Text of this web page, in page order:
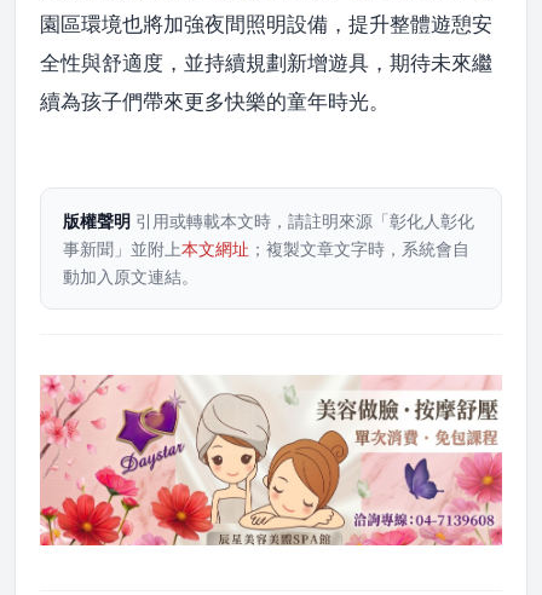
園區環境也將加強夜間照明設備，提升整體遊憩安
全性與舒適度，並持續規劃新增遊具，期待未來繼
續為孩子們帶來更多快樂的童年時光。
版權聲明 引用或轉載本文時，請註明來源「彰化人彰化
事新聞」並附上本文網址 ；複製文章文字時，系統會自
動加入原文連結。